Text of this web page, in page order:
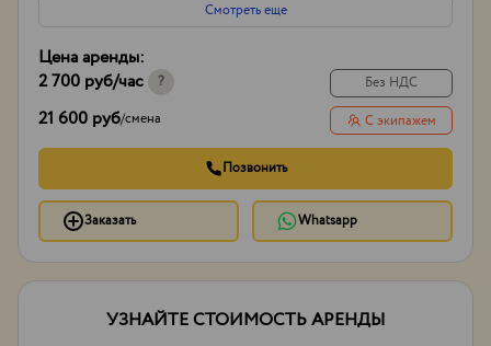
Смотреть еще
Цена аренды:
2 700 руб/час ?
21 600 руб/смена
Без НДС
С экипажем
Позвонить
Заказать Whatsapp
УЗНАЙТЕ СТОИМОСТЬ АРЕНДЫ